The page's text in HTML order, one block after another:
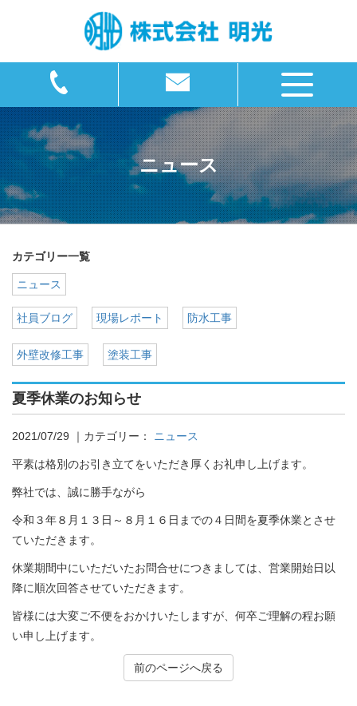
ニュース
カテゴリー一覧
ニュース
社員ブログ 現場レポート 防水工事
外壁改修工事 塗装工事
夏季休業のお知らせ
2021/07/29 ｜カテゴリー： ニュース
平素は格別のお引き立てをいただき厚くお礼申し上げます。
弊社では、誠に勝手ながら
令和３年８月１３日～８月１６日までの４日間を夏季休業とさせ
ていただきます。
休業期間中にいただいたお問合せにつきましては、営業開始日以
降に順次回答させていただきます。
皆様には大変ご不便をおかけいたしますが、何卒ご理解の程お願
い申し上げます。
前のページへ戻る